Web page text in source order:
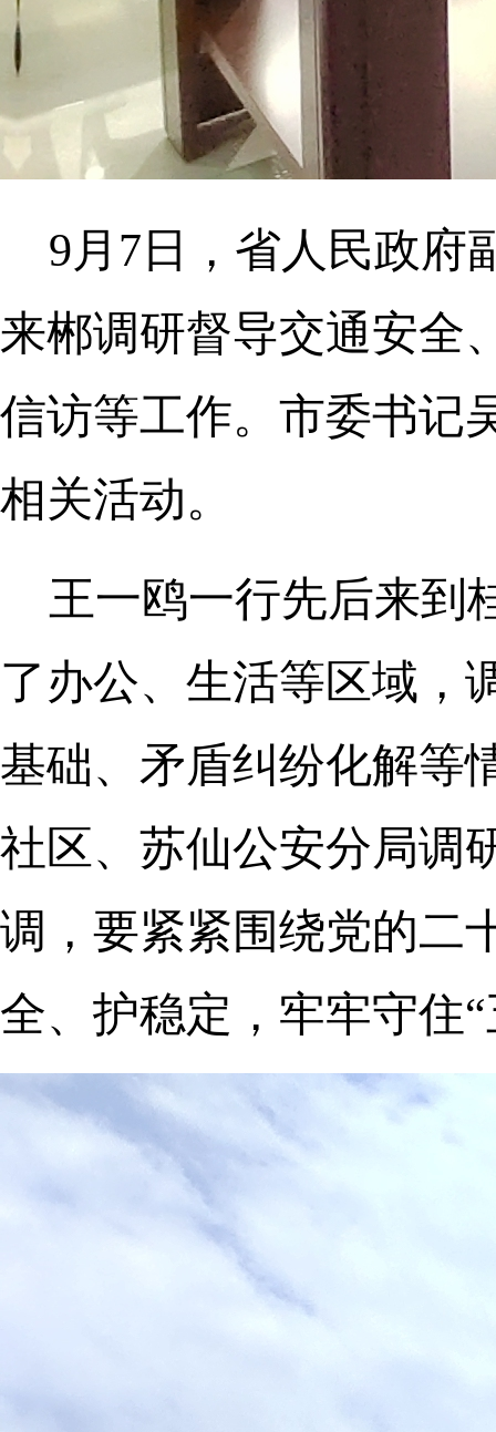
9月7日，省人民政府
来郴调研督导交通安全
信访等工作。市委书记
相关活动。
王一鸥一行先后来到
了办公、生活等区域，
基础、矛盾纠纷化解等
社区、苏仙公安分局调
调，要紧紧围绕党的二
全、护稳定，牢牢守住